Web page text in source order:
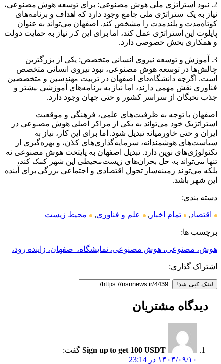
2. نبود استراتژی ملی هوش مصنوعی: برای توسعه هوش مصنوعی،
نیاز به یک استراتژی ملی جامع وجود دارد که اهداف و برنامه‌های
کوتاه‌مدت و بلندمدت را مشخص کند. اصفهان می‌تواند به عنوان
پایلوت این استراتژی عمل کند، اما برای این کار نیاز به حمایت دولت
و همکاری بخش خصوصی دارد.
3. آموزش و توسعه نیروی انسانی متخصص: یکی از بزرگترین
چالش‌ها در توسعه هوش مصنوعی، نبود نیروی انسانی متخصص
است. اگرچه دانشگاه‌های اصفهان در تربیت مهندسین و متخصصین
فناوری نقش مهمی دارند، اما نیاز به برنامه‌های آموزشی بیشتر و
جذب نخبگان از سراسر کشور و حتی جهان وجود دارد.
اصفهان با توجه به ظرفیت‌های علمی، فرهنگی و موقعیت
استراتژیک خود می‌تواند به یکی از مراکز اصلی هوش مصنوعی در
ایران و حتی خاورمیانه تبدیل شود. اما برای این کار، نیاز به
سیاست‌های هوشمندانه، سرمایه‌گذاری‌های کلان، و بهره‌گیری از
تکنولوژی‌های نوین دارد. تبدیل اصفهان به پایتخت هوش مصنوعی نه
تنها می‌تواند به حل بحران‌های زیست‌محیطی این شهر کمک کند،
بلکه می‌تواند زمینه‌ساز تحول اقتصادی و اجتماعی بزرگی برای آینده
این شهر باشد.
دسته بندی:
اقتصاد, تمام اخبار , علم و فناوری, محیط زیست
برچسب ها:
هوش، مصنوعی، هوش مصنوعی، نمایشگاه، اصفهان، زاینده رود،
اشتراک گذاری:
لینک کپی شد!
دیدگاه مشتریان
Sign up to get 100 USDT گفت:
۱۴۰۴/۰۹/۱۰ در 23:14